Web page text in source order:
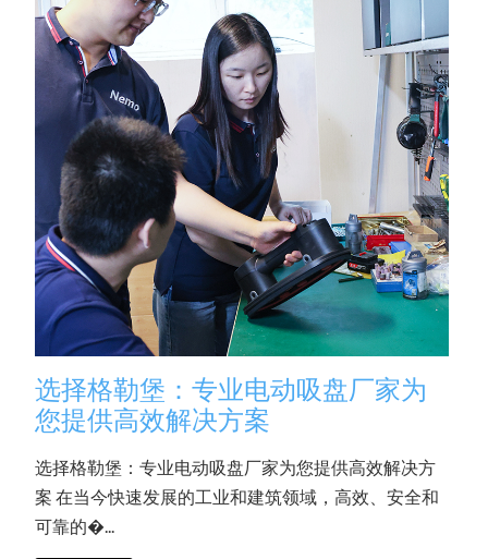
选择格勒堡：专业电动吸盘厂家为
您提供高效解决方案
选择格勒堡：专业电动吸盘厂家为您提供高效解决方
案 在当今快速发展的工业和建筑领域，高效、安全和
可靠的�...